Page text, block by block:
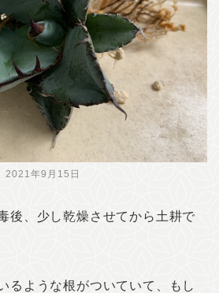
2021年9月15日
後、少し乾燥させてから土耕で
るような根がついていて、もし